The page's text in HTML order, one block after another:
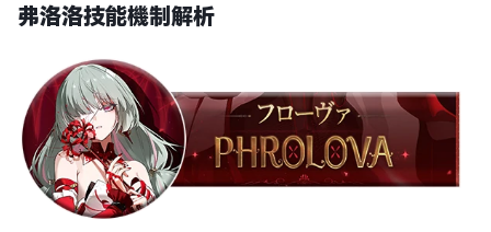
弗洛洛技能機制解析